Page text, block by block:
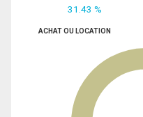
31.43 %
ACHAT OU LOCATION